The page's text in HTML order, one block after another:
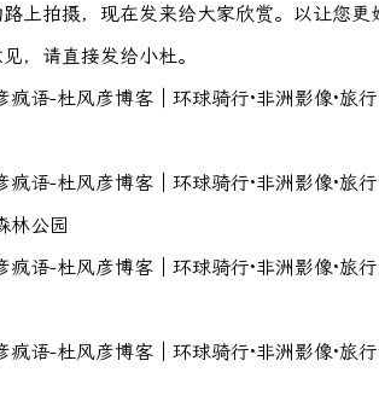
上拍摄，现在发来给大家欣赏。以让您更
，请直接发给小杜。
林公园